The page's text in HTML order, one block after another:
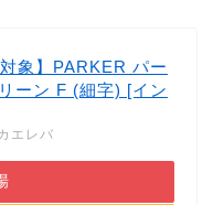
対象】PARKER パー
ーン F (細字) [イン
エレバ